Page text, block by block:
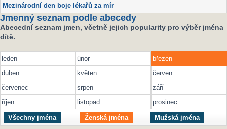
Mezinárodní den boje lékařů za mír
Jmenný seznam podle abecedy
Abecední seznam jmen, včetně jejich popularity pro výběr jména
dítě.
leden únor
březen
duben
květen
červen
červenec
srpen
září
říjen
listopad prosinec
Všechny jména Ženská jména Mužská jména